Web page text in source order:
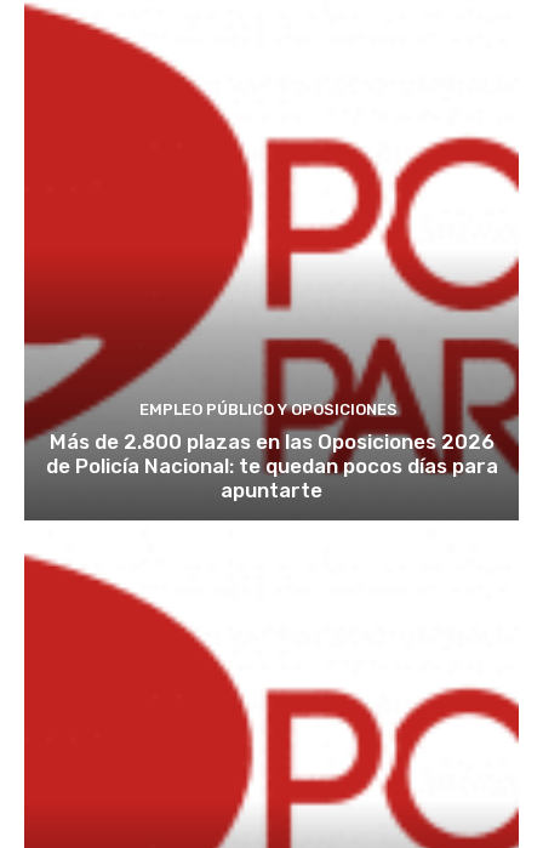
EMPLEO PÚBLICO Y OPOSICIONES
Más de 2.800 plazas en las Oposiciones 2026
de Policía Nacional: te quedan pocos días para
apuntarte